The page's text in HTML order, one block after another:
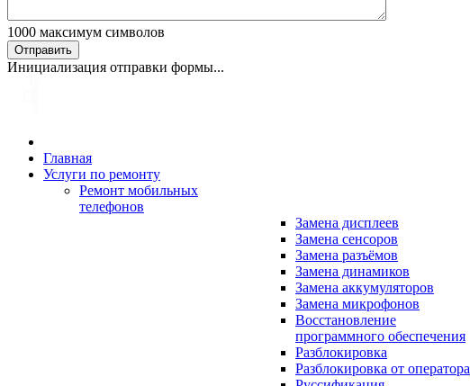
1000 максимум символов
Отправить
Инициализация отправки формы...
Главная
Услуги по ремонту
Ремонт мобильных
телефонов
Замена дисплеев
Замена сенсоров
Замена разъёмов
Замена динамиков
Замена аккумуляторов
Замена микрофонов
Восстановление
программного обеспечения
Разблокировка
Разблокировка от оператора